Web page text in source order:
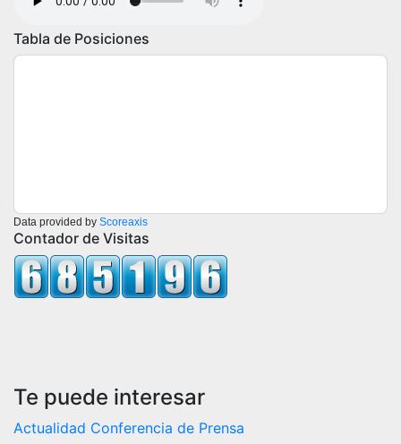
Tabla de Posiciones
Data provided by Scoreaxis
Contador de Visitas
Te puede interesar
Actualidad Conferencia de Prensa